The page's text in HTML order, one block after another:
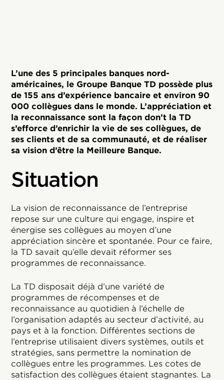
L’une des 5 principales banques nord-
américaines, le Groupe Banque TD possède plus
de 155 ans d’expérience bancaire et environ 90
000 collègues dans le monde. L’appréciation et
la reconnaissance sont la façon don’t la TD
s’efforce d’enrichir la vie de ses collègues, de
ses clients et de sa communauté, et de réaliser
sa vision d’être la Meilleure Banque.
Situation
La vision de reconnaissance de l’entreprise
repose sur une culture qui engage, inspire et
énergise ses collègues au moyen d’une
appréciation sincère et spontanée. Pour ce faire,
la TD savait qu’elle devait réformer ses
programmes de reconnaissance.
La TD disposait déjà d’une variété de
programmes de récompenses et de
reconnaissance au quotidien à l’échelle de
l’organisation adaptés au secteur d’activité, au
pays et à la fonction. Différentes sections de
l’entreprise utilisaient divers systèmes, outils et
stratégies, sans permettre la nomination de
collègues entre les programmes. Les cotes de
satisfaction des collègues étaient stagnantes. La